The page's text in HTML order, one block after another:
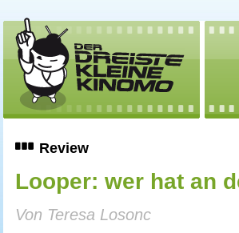
Review
Looper: wer hat an
Von Teresa Losonc